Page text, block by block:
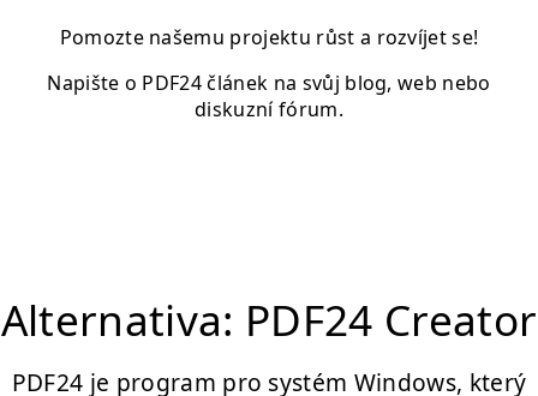
Pomozte našemu projektu růst a rozvíjet se!
Napište o PDF24 článek na svůj blog, web nebo
diskuzní fórum.
Alternativa: PDF24 Creator
PDF24 je program pro systém Windows, který